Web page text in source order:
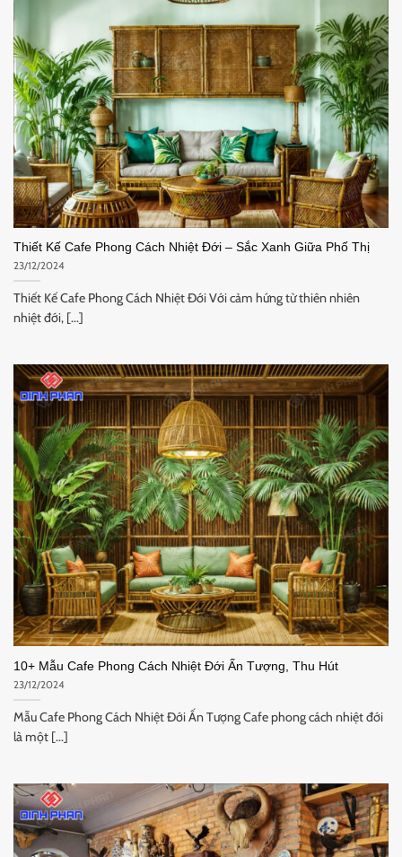
Thiết Kế Cafe Phong Cách Nhiệt Đới – Sắc Xanh Giữa Phố Thị
23/12/2024
Thiết Kế Cafe Phong Cách Nhiệt Đới Với cảm hứng từ thiên nhiên
nhiệt đới, [...]
10+ Mẫu Cafe Phong Cách Nhiệt Đới Ấn Tượng, Thu Hút
23/12/2024
Mẫu Cafe Phong Cách Nhiệt Đới Ấn Tượng Cafe phong cách nhiệt đới
là một [...]